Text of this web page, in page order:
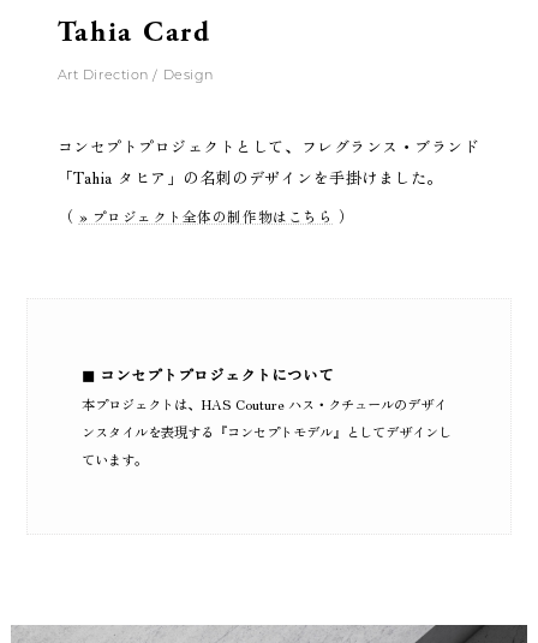
Tahia Card
Art Direction / Design
コンセプトプロジェクトとして、フレグランス・ブランド
「Tahia タヒア」の名刺のデザインを手掛けました。
（ » プロジェクト全体の制作物はこちら ）
◼︎ コンセプトプロジェクトについて
本プロジェクトは、HAS Couture ハス・クチュールのデザイ
ンスタイルを表現する『コンセプトモデル』としてデザインし
ています。